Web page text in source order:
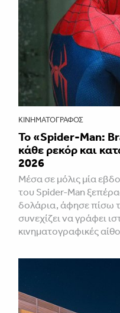
ΚΙΝΗΜΑΤΟΓΡΆΦΟΣ
Το «Spider-Man:
κάθε ρεκόρ και
2026
Μέσα σε μόλις μία
του Spider-Man
δολάρια, άφησε πίσω
συνεχίζει να γράφει
κινηματογραφικές